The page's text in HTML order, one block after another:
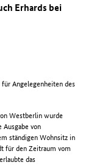
Erhards bei
Angelegenheiten des
Westberlin wurde
Ausgabe von
ständigen Wohnsitz in
für den Zeitraum vom
das